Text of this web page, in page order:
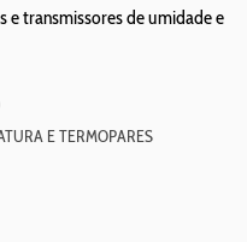
transmissores de umidade e
E TERMOPARES